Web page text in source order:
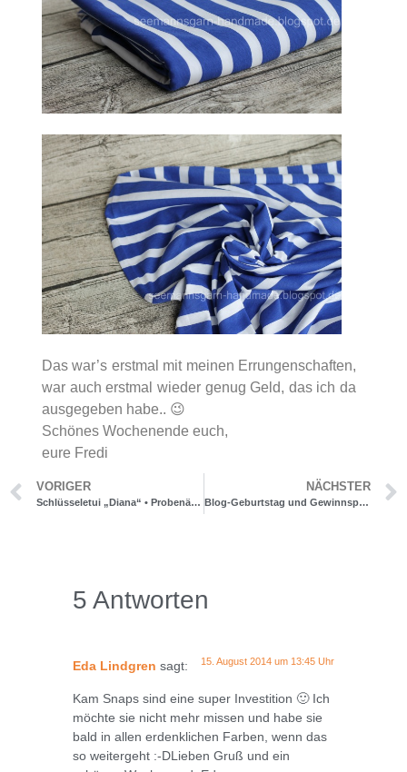
Das war’s erstmal mit meinen Errungenschaften,
war auch erstmal wieder genug Geld, das ich da
ausgegeben habe.. 😉
Schönes Wochenende euch,
eure Fredi
VORIGER
Schlüsseletui „Diana“ • Probenähen
NÄCHSTER
Blog-Geburtstag und Gewinnspiel ♥
5 Antworten
Eda Lindgren sagt: 15. August 2014 um 13:45 Uhr
Kam Snaps sind eine super Investition 🙂 Ich
möchte sie nicht mehr missen und habe sie
bald in allen erdenklichen Farben, wenn das
so weitergeht :-DLieben Gruß und ein